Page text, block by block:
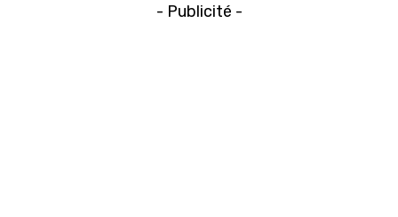
- Publicité -